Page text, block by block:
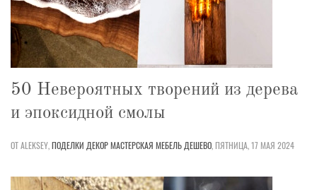
50 Невероятных творений из дерева
и эпоксидной смолы
ОТ ALEKSEY,ПОДЕЛКИ ДЕКОРМАСТЕРСКАЯ МЕБЕЛЬ ДЕШЕВО,ПЯТНИЦА, 17 МАЯ 2024